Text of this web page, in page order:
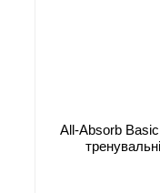
All-Absorb